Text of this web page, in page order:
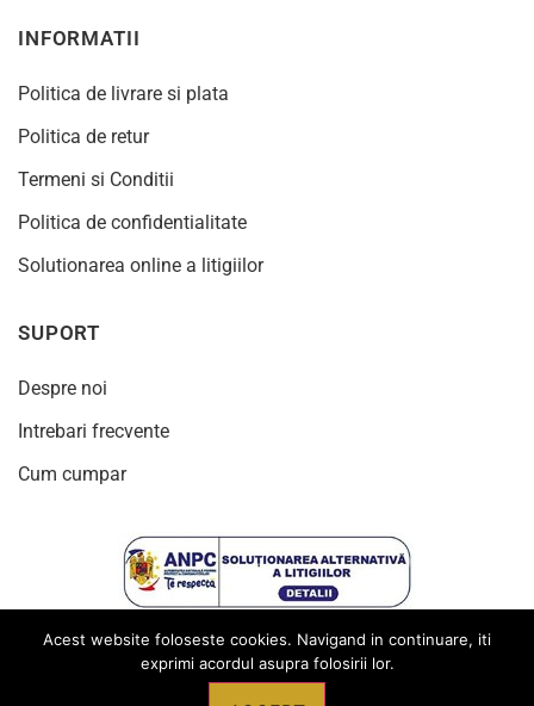
INFORMATII
Politica de livrare si plata
Politica de retur
Termeni si Conditii
Politica de confidentialitate
Solutionarea online a litigiilor
SUPORT
Despre noi
Intrebari frecvente
Cum cumpar
Acest website foloseste cookies. Navigand in continuare, iti
exprimi acordul asupra folosirii lor.